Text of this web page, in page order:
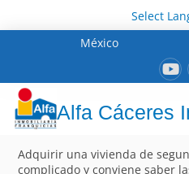
Select
México
Alfa Cáceres
Adquirir una vivienda de
complicado y conviene saber